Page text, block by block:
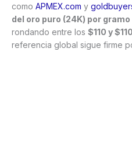
como APMEX.com y
del oro puro (24K) por gramo
rondando entre los $110 y
referencia global sigue firme